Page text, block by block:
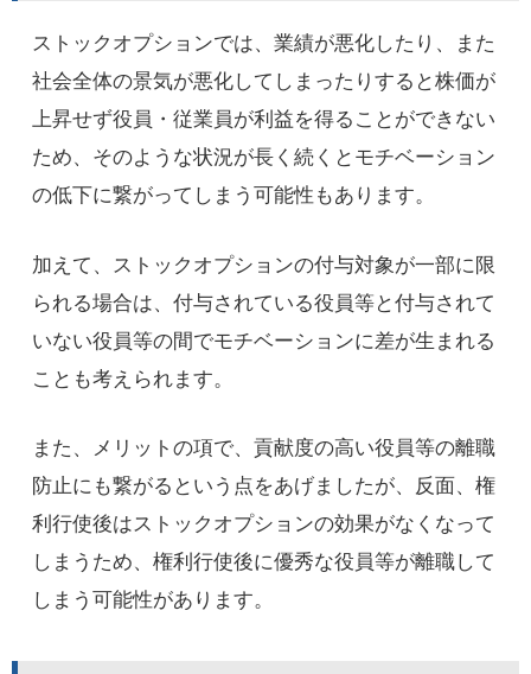
ストックオプションでは、業績が悪化したり、また
社会全体の景気が悪化してしまったりすると株価が
上昇せず役員・従業員が利益を得ることができない
ため、そのような状況が長く続くとモチベーション
の低下に繋がってしまう可能性もあります。
加えて、ストックオプションの付与対象が一部に限
られる場合は、付与されている役員等と付与されて
いない役員等の間でモチベーションに差が生まれる
ことも考えられます。
また、メリットの項で、貢献度の高い役員等の離職
防止にも繋がるという点をあげましたが、反面、権
利行使後はストックオプションの効果がなくなって
しまうため、権利行使後に優秀な役員等が離職して
しまう可能性があります。